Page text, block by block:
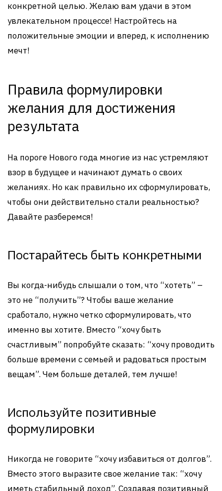
конкретной целью. Желаю вам удачи в этом
увлекательном процессе! Настройтесь на
положительные эмоции и вперед, к исполнению
мечт!
Правила формулировки
желания для достижения
результата
На пороге Нового года многие из нас устремляют
взор в будущее и начинают думать о своих
желаниях. Но как правильно их сформулировать,
чтобы они действительно стали реальностью?
Давайте разберемся!
Постарайтесь быть конкретными
Вы когда-нибудь слышали о том, что “хотеть” –
это не “получить”? Чтобы ваше желание
сработало, нужно четко сформулировать, что
именно вы хотите. Вместо “хочу быть
счастливым” попробуйте сказать: “хочу проводить
больше времени с семьей и радоваться простым
вещам”. Чем больше деталей, тем лучше!
Используйте позитивные
формулировки
Никогда не говорите “хочу избавиться от долгов”.
Вместо этого выразите свое желание так: “хочу
иметь стабильный доход”. Создавая позитивный